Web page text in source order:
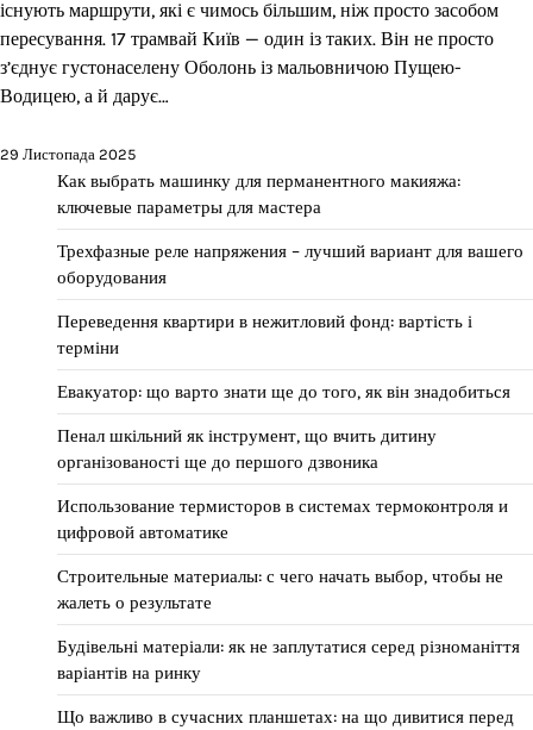
існують маршрути, які є чимось більшим, ніж просто засобом
пересування. 17 трамвай Київ — один із таких. Він не просто
з’єднує густонаселену Оболонь із мальовничою Пущею-
Водицею, а й дарує…
29 Листопада 2025
Как выбрать машинку для перманентного макияжа:
ключевые параметры для мастера
Трехфазные реле напряжения – лучший вариант для вашего
оборудования
Переведення квартири в нежитловий фонд: вартість і
терміни
Евакуатор: що варто знати ще до того, як він знадобиться
Пенал шкільний як інструмент, що вчить дитину
організованості ще до першого дзвоника
Использование термисторов в системах термоконтроля и
цифровой автоматике
Строительные материалы: с чего начать выбор, чтобы не
жалеть о результате
Будівельні матеріали: як не заплутатися серед різноманіття
варіантів на ринку
Що важливо в сучасних планшетах: на що дивитися перед